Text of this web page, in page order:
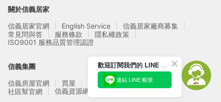
關於信義居家
信義居家官網
English Service
信義居家廠商募集
常見問與答
服務條款
隱私權政策
ISO9001 服務品質管理認證
信義集團
信義房屋官網
買屋 租屋
實價登錄
社區幫官網
信義資源網站
歡迎訂閱我們的 LINE 官方帳號
連結 LINE 帳號